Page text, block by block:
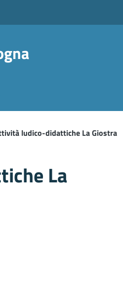
ludico-didattiche La Giostra
La